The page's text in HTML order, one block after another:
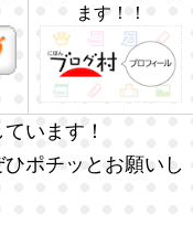
ます！！
います！
ポチッとお願いし